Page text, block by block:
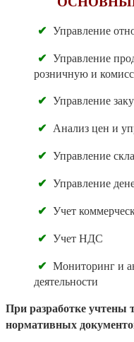
✔ Управление
✔ Управление
розничную и
✔ Управление
✔ Анализ цен и
✔ Управление
✔ Управление
✔ Учет
✔ Учет НДС
✔ Мониторинг и
деятельности
При разработке учтены
нормативных